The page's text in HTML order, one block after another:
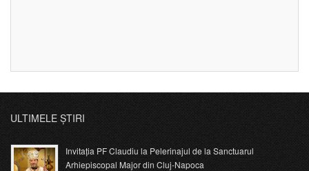
ULTIMELE ȘTIRI
Invitația PF Claudiu la Pelerinajul de la Sanctuarul
Arhiepiscopal Major din Cluj-Napoca